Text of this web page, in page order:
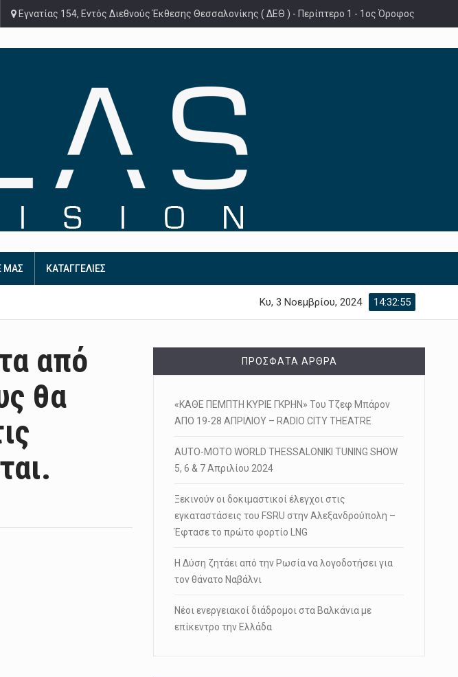
Εγνατίας 154, Εντός Διεθνούς Έκθεσης Θεσσαλονίκης ( ΔΕΘ ) - Περίπτερο 1 - 1ος Όροφος
ΜΑΣ ΚΑΤΑΓΓΕΛΙΕΣ
14:32:56
Κυ, 3 Νοεμβρίου, 2024
από
θα
ΠΡΌΣΦΑΤΑ ΆΡΘΡΑ
«ΚΑΘΕ ΠΕΜΠΤΗ ΚΥΡΙΕ ΓΚΡΗΝ» Του Τζεφ Μπάρον
ΑΠΟ 19-28 ΑΠΡΙΛΙΟΥ – RADIO CITY THEATRE
AUTO-MOTO WORLD THESSALONIKI TUNING SHOW
5, 6 & 7 Απριλίου 2024
Ξεκινούν οι δοκιμαστικοί έλεγχοι στις
εγκαταστάσεις του FSRU στην Αλεξανδρούπολη –
Έφτασε το πρώτο φορτίο LNG
Η Δύση ζητάει από την Ρωσία να λογοδοτήσει για
τον θάνατο Ναβάλνι
Νέοι ενεργειακοί διάδρομοι στα Βαλκάνια με
επίκεντρο την Ελλάδα